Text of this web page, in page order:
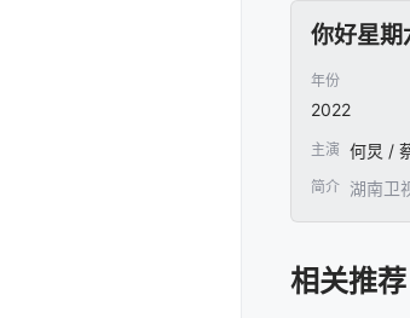
20260320(超前
20260228
20260124
你好星期
年份
2022
主演 何炅 /
简介 湖南卫
相关推荐